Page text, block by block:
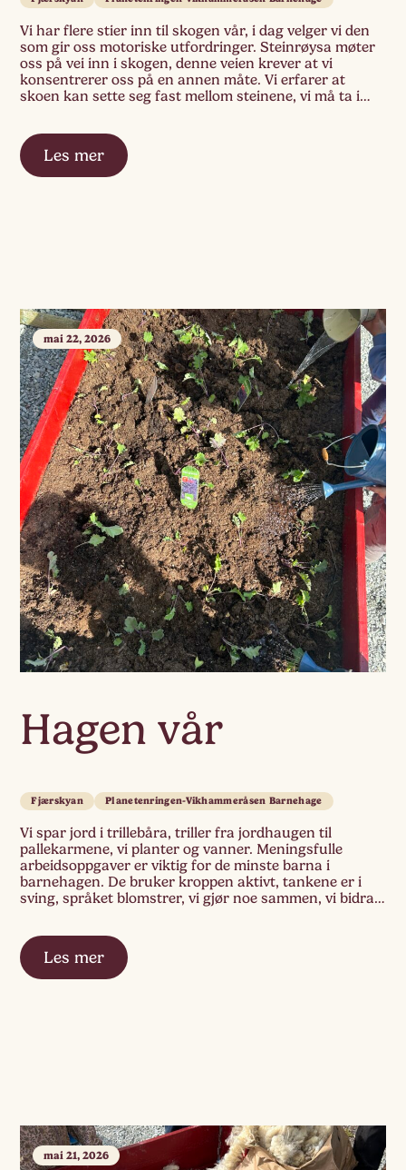
Vi har flere stier inn til skogen vår, i dag velger vi den
som gir oss motoriske utfordringer. Steinrøysa møter
oss på vei inn i skogen, denne veien krever at vi
konsentrerer oss på en annen måte. Vi erfarer at
skoen kan sette seg fast mellom steinene, vi må ta i
Les mer
Hagen vår
mai 22, 2026
Fjærskyan Planetenringen-Vikhammeråsen Barnehage
Vi spar jord i trillebåra, triller fra jordhaugen til
pallekarmene, vi planter og vanner. Meningsfulle
arbeidsoppgaver er viktig for de minste barna i
barnehagen. De bruker kroppen aktivt, tankene er i
sving, språket blomstrer, vi gjør noe sammen, vi bidrar,
[…]
Les mer
mai 21, 2026